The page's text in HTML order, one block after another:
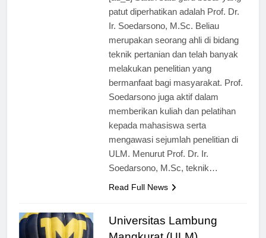
[ad_1] Salah satu guru besar yang
patut diperhatikan adalah Prof. Dr.
Ir. Soedarsono, M.Sc. Beliau
merupakan seorang ahli di bidang
teknik pertanian dan telah banyak
melakukan penelitian yang
bermanfaat bagi masyarakat. Prof.
Soedarsono juga aktif dalam
memberikan kuliah dan pelatihan
kepada mahasiswa serta
mengawasi sejumlah penelitian di
ULM. Menurut Prof. Dr. Ir.
Universitas Lambung